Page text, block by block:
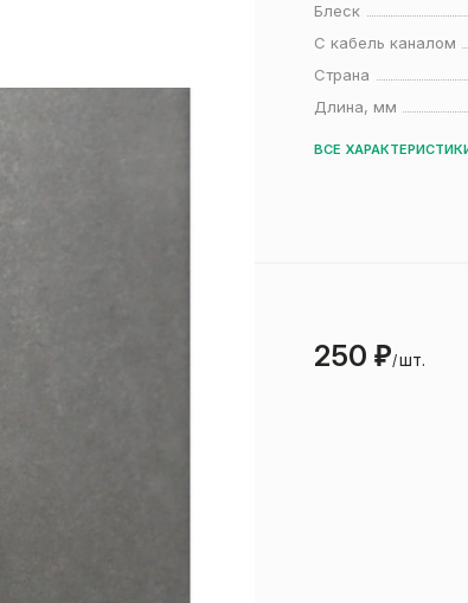
Блеск
С кабель каналом
Страна
Длина, мм
ВСЕ
250 ₽/шт.